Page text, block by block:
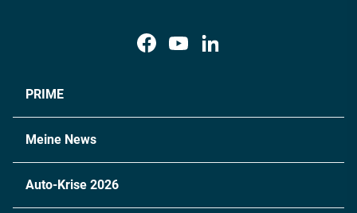
PRIME
Meine News
Auto-Krise 2026